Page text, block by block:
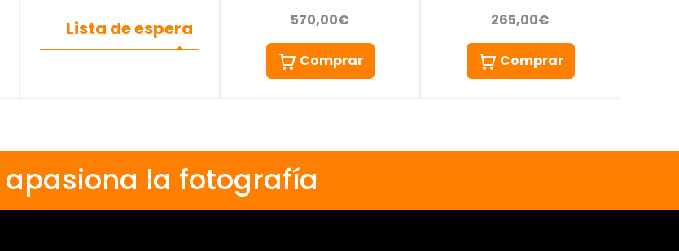
Lista de espera
570,00€
Comprar
265,00€
Comprar
apasiona la fotografía